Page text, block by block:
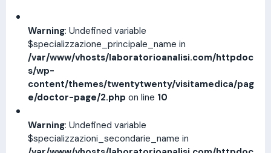
Warning: Undefined variable
$specializzazione_principale_name in
/var/www/vhosts/laboratorioanalisi.com/httpdoc
s/wp-
content/themes/twentytwenty/visitamedica/pag
e/doctor-page/2.php on line 10
Warning: Undefined variable
$specializzazioni_secondarie_name in